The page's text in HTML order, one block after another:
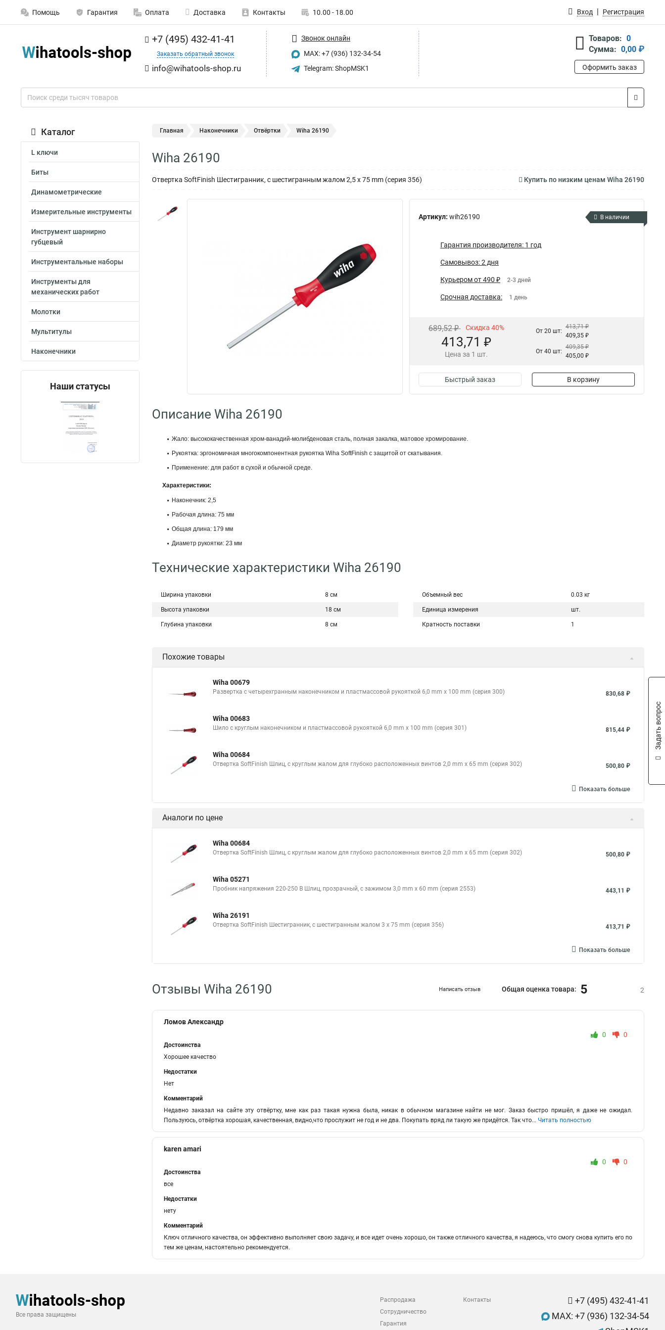
Помощь Гарантия Оплата Доставка Контакты 10.00 - 18.00 Вход Регистрация
+7 (495) 432-41-41
Заказать обратный звонок
info@wihatools-shop.ru
Звонок онлайн
MAX: +7 (936) 132-34-54
Telegram: ShopMSK1
Товаров: 0
Сумма: 0,00 ₽
Оформить заказ
Каталог
L ключи
Биты
Динамометрические
Измерительные инструменты
Инструмент шарнирно
губцевый
Инструментальные наборы
Инструменты для
механических работ
Молотки
Мультитулы
Наконечники
Наши статусы
Главная Наконечники Отвёртки Wiha 26190
Wiha 26190
Отвертка SoftFinish Шестигранник, с шестигранным жалом 2,5 x 75 mm (серия 356) Купить по низким ценам Wiha 26190
Артикул: wih26190 В наличии
Гарантия производителя: 1 год
Самовывоз: 2 дня
Курьером от 490 ₽ 2-3 дней
Срочная доставка: 1 день
689,52 ₽ Скидка 40%
413,71 ₽
Цена за 1 шт.
От 20 шт:
413,71 ₽
409,35 ₽
От 40 шт:
409,35 ₽
405,00 ₽
Быстрый заказ В корзину
Описание Wiha 26190
Жало: высококачественная хром-ванадий-молибденовая сталь, полная закалка, матовое хромирование.
Рукоятка: эргономичная многокомпонентная рукоятка Wiha SoftFinish с защитой от скатывания.
Применение: для работ в сухой и обычной среде.
Характеристики:
Наконечник: 2,5
Рабочая длина: 75 мм
Общая длина: 179 мм
Диаметр рукоятки: 23 мм
Технические характеристики Wiha 26190
Ширина упаковки 8 см
Высота упаковки 18 см
Глубина упаковки 8 см
Объемный вес 0.03 кг
Единица измерения шт.
Кратность поставки 1
Похожие товары
Wiha 00679
Развертка с четырехгранным наконечником и пластмассовой рукояткой 6,0 mm x 100 mm (серия 300) 830,68 ₽
Wiha 00683
Шило с круглым наконечником и пластмассовой рукояткой 6,0 mm x 100 mm (серия 301) 815,44 ₽
Wiha 00684
Отвертка SoftFinish Шлиц, с круглым жалом для глубоко расположенных винтов 2,0 mm x 65 mm (серия 302) 500,80 ₽
Показать больше
Аналоги по цене
Wiha 00684
Отвертка SoftFinish Шлиц, с круглым жалом для глубоко расположенных винтов 2,0 mm x 65 mm (серия 302) 500,80 ₽
Wiha 05271
Пробник напряжения 220-250 В Шлиц, прозрачный, с зажимом 3,0 mm x 60 mm (серия 2553) 443,11 ₽
Wiha 26191
Отвертка SoftFinish Шестигранник, с шестигранным жалом 3 x 75 mm (серия 356) 413,71 ₽
Показать больше
Отзывы Wiha 26190 Написать отзыв Общая оценка товара: 5 2
Ломов Александр
0
0
Достоинства
Хорошее качество
Недостатки
Нет
Комментарий
Недавно заказал на сайте эту отвёртку, мне как раз такая нужна была, никак в обычном магазине найти не мог. Заказ быстро пришёл, я даже не ожидал.
Пользуюсь, отвёртка хорошая, качественная, видно,что прослужит не год и не два. Покупать вряд ли такую же придётся. Так что... Читать полностью
karen amari
0
0
Достоинства
все
Недостатки
нету
Комментарий
Ключ отличного качества, он эффективно выполняет свою задачу, и все идет очень хорошо, он также отличного качества, я надеюсь, что смогу снова купить его по
тем же ценам, настоятельно рекомендуется.
Все права защищены
Распродажа
Сотрудничество
Гарантия
Контакты
+7 (495) 432-41-41
MAX: +7 (936) 132-34-54
Задать вопрос